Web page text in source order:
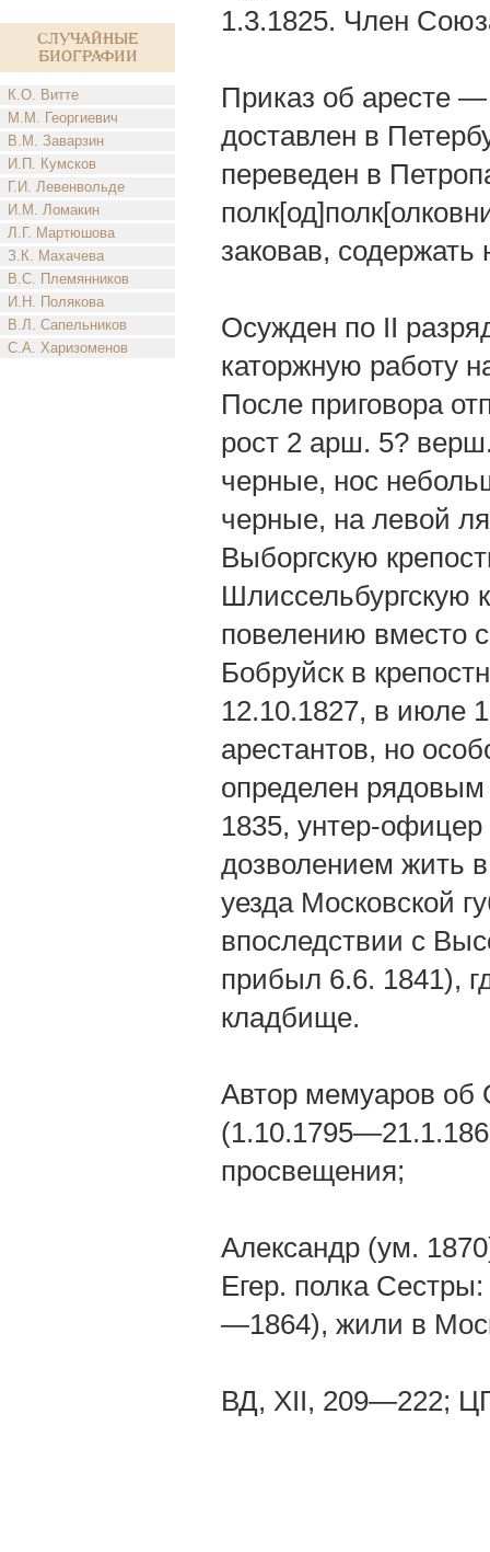
Случайные
биографии
К.О. Витте
М.М. Георгиевич
В.М. Заварзин
И.П. Кумсков
Г.И. Левенвольде
И.М. Ломакин
Л.Г. Мартюшова
З.К. Махачева
В.С. Племянников
И.Н. Полякова
В.Л. Сапельников
С.А. Харизоменов
1.3.1825. Член
Приказ об аресте
доставлен в
переведен в
заковав,
Осужден по II
каторжную работу
После приговора
рост 2 арш. 5?
черные, нос
черные, на левой
Выборгскую
Шлиссельбургскую
повелению вместо
Бобруйск в
12.10.1827, в июле
арестантов, но
определен
1835, унтер-
дозволением жить
уезда Московской
впоследствии с
прибыл 6.6. 1841),
кладбище.
Автор мемуаров об
просвещения;
Александр (ум.
Егер. полка
—1864), жили в
ВД, XII, 209—222;